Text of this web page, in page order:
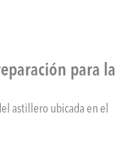
para la
astillero ubicada en el